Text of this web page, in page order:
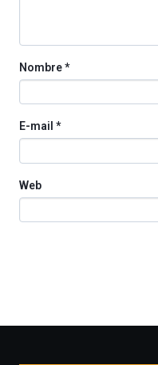
Nombre*
E-mail *
Web